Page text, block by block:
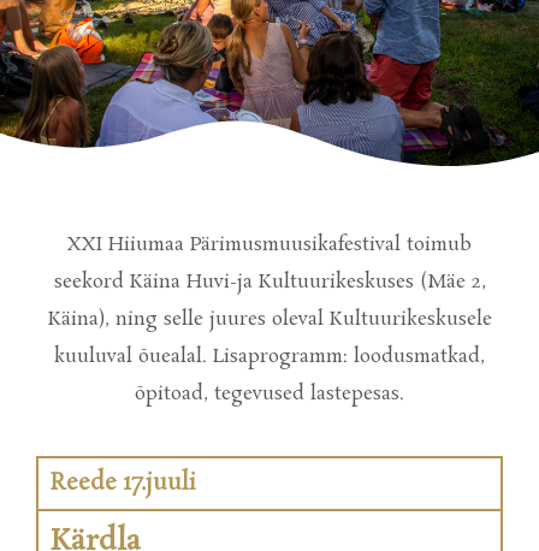
XXI Hiiumaa Pärimusmuusikafestival toimub
seekord Käina Huvi-ja Kultuurikeskuses (Mäe 2,
Käina), ning selle juures oleval Kultuurikeskusele
kuuluval õuealal. Lisaprogramm: loodusmatkad,
õpitoad, tegevused lastepesas.
Reede 17.juuli
Kärdla